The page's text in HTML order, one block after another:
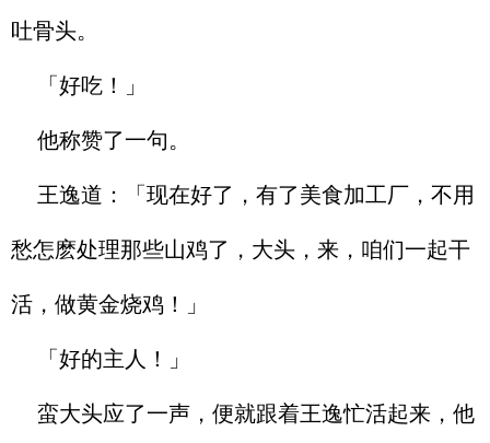
吐骨头。
「好吃！」
他称赞了一句。
王逸道：「现在好了，有了美食加工厂，不用
愁怎麽处理那些山鸡了，大头，来，咱们一起干
活，做黄金烧鸡！」
「好的主人！」
蛮大头应了一声，便就跟着王逸忙活起来，他